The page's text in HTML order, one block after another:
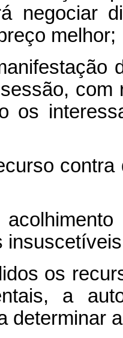
negociar
melhor;
da
os
contra
de
os
a
determinar